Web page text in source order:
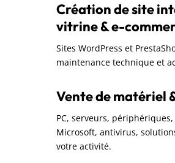
Création de site
vitrine & e-
Sites WordPress et
maintenance technique et
Vente de matériel
PC, serveurs,
Microsoft, antivirus,
votre activité.